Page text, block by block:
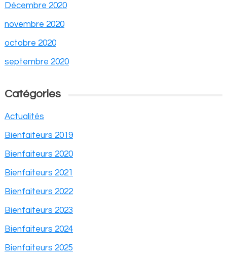
Décembre 2020
novembre 2020
octobre 2020
septembre 2020
Catégories
Actualités
Bienfaiteurs 2019
Bienfaiteurs 2020
Bienfaiteurs 2021
Bienfaiteurs 2022
Bienfaiteurs 2023
Bienfaiteurs 2024
Bienfaiteurs 2025